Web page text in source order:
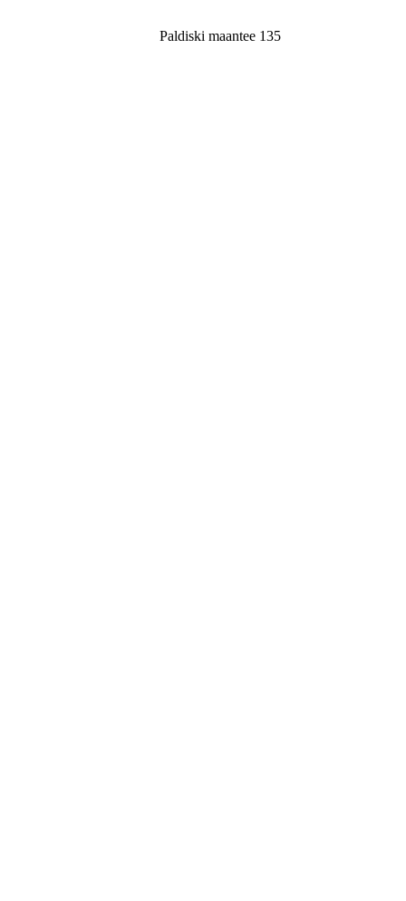
Paldiski maantee 135